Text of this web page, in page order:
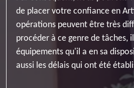
de placer votre confiance en
opérations peuvent être très
procéder à ce genre de tâches,
équipements qu'il a en sa
aussi les délais qui ont été